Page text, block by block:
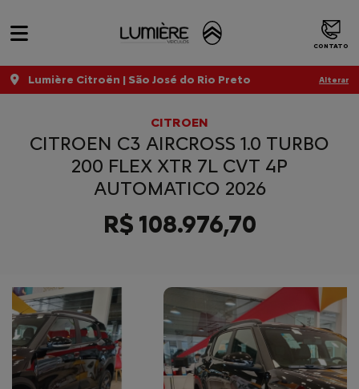
CONTATO
Lumière Citroën | São José do Rio Preto Alterar
CITROEN
CITROEN C3 AIRCROSS 1.0 TURBO
200 FLEX XTR 7L CVT 4P
AUTOMATICO 2026
R$ 108.976,70